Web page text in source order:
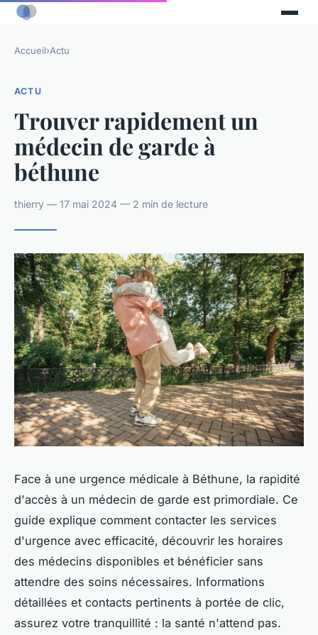
Accueil›Actu
ACTU
Trouver rapidement un
médecin de garde à
béthune
thierry — 17 mai 2024 — 2 min de lecture
Face à une urgence médicale à Béthune, la rapidité
d'accès à un médecin de garde est primordiale. Ce
guide explique comment contacter les services
d'urgence avec efficacité, découvrir les horaires
des médecins disponibles et bénéficier sans
attendre des soins nécessaires. Informations
détaillées et contacts pertinents à portée de clic,
assurez votre tranquillité : la santé n'attend pas.